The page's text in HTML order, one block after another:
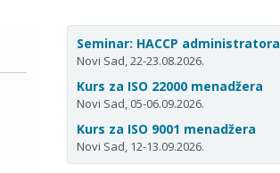
Seminar: HACCP administratora
Novi Sad, 22-23.08.2026.
Kurs za ISO 22000 menadžera
Novi Sad, 05-06.09.2026.
Kurs za ISO 9001 menadžera
Novi Sad, 12-13.09.2026.